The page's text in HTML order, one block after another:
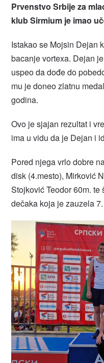
Prvenstvo Srbije za
klub Sirmium je imao
Istakao se Mojsin Dejan
bacanje vortexa. Dejan
uspeo da dođe do
mu je doneo zlatnu
godina.
Ovo je sjajan rezultat i
ima u vidu da je Dejan i
Pored njega vrlo dobre
disk (4.mesto), Mirković
Stojković Teodor 60m. te
dečaka koja je zauzela